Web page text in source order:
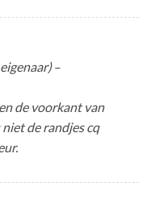
–
de voorkant van
de randjes cq